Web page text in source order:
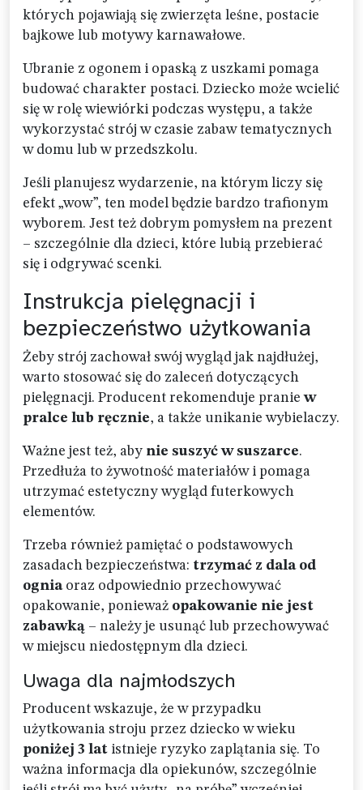
których pojawiają się zwierzęta leśne, postacie
bajkowe lub motywy karnawałowe.
Ubranie z ogonem i opaską z uszkami pomaga
budować charakter postaci. Dziecko może wcielić
się w rolę wiewiórki podczas występu, a także
wykorzystać strój w czasie zabaw tematycznych
w domu lub w przedszkolu.
Jeśli planujesz wydarzenie, na którym liczy się
efekt „wow”, ten model będzie bardzo trafionym
wyborem. Jest też dobrym pomysłem na prezent
– szczególnie dla dzieci, które lubią przebierać
się i odgrywać scenki.
Instrukcja pielęgnacji i
bezpieczeństwo użytkowania
Żeby strój zachował swój wygląd jak najdłużej,
warto stosować się do zaleceń dotyczących
pielęgnacji. Producent rekomenduje praniew
pralce lub ręcznie, a także unikanie wybielaczy.
Ważne jest też, aby nie suszyć w suszarce.
Przedłuża to żywotność materiałów i pomaga
utrzymać estetyczny wygląd futerkowych
elementów.
Trzeba również pamiętać o podstawowych
zasadach bezpieczeństwa: trzymać z dala od
ogniaoraz odpowiednio przechowywać
opakowanie, ponieważ opakowanie nie jest
zabawką – należy je usunąć lub przechowywać
w miejscu niedostępnym dla dzieci.
Uwaga dla najmłodszych
Producent wskazuje, że w przypadku
użytkowania stroju przez dziecko w wieku
poniżej 3 lat istnieje ryzyko zaplątania się. To
ważna informacja dla opiekunów, szczególnie